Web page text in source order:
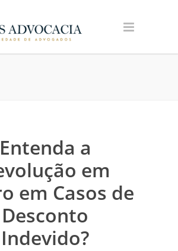
Entenda a
em
em Casos de
Desconto
Indevido?